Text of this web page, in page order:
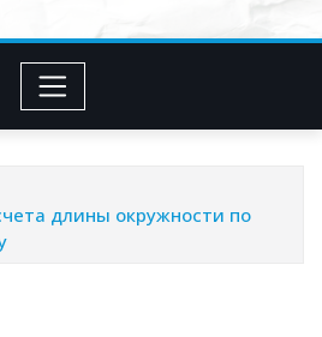
длины окружности по